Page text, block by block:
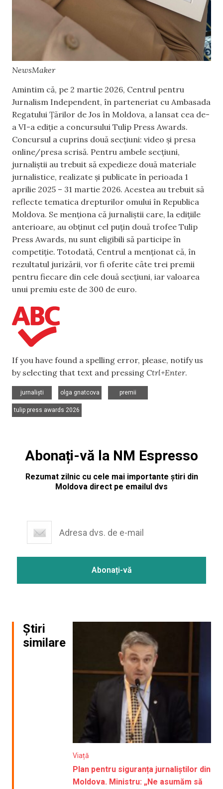
NewsMaker
Amintim că, pe 2 martie 2026, Centrul pentru
Jurnalism Independent, în parteneriat cu Ambasada
Regatului Țărilor de Jos în Moldova, a lansat cea de-
a VI-a ediție a concursului Tulip Press Awards.
Concursul a cuprins două secțiuni: video și presa
online/presa scrisă. Pentru ambele secțiuni,
jurnaliștii au trebuit să expedieze două materiale
jurnalistice, realizate și publicate în perioada 1
aprilie 2025 – 31 martie 2026. Acestea au trebuit să
reflecte tematica drepturilor omului în Republica
Moldova. Se menționa că jurnaliștii care, la edițiile
anterioare, au obținut cel puțin două trofee Tulip
Press Awards, nu sunt eligibili să participe în
competiție. Totodată, Centrul a menționat că, în
rezultatul jurizării, vor fi oferite câte trei premii
pentru fiecare din cele două secțiuni, iar valoarea
unui premiu este de 300 de euro.
If you have found a spelling error, please, notify us
by selecting that text and pressing Ctrl+Enter.
jurnaliști
olga gnatcova
premii
tulip press awards 2026
Abonați-vă la NM Espresso
Rezumat zilnic cu cele mai importante știri din
Moldova direct pe emailul dvs
Știri
similare
Viață
Plan pentru siguranța jurnaliștilor din
Moldova. Ministru: „Ne asumăm să